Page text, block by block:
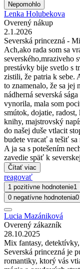
Nepomohlo
Lenka Holubekova
Overený nákup
2.1.2026
Severská princezná -
Ach,ako rada som sa
severského,mraziveho
prestávky bije svetlo s
zistili, že patria k sebe.
to znamenalo, že sa jej
nádherná severská
vynorila, mala som
smútok, dojatie,
knihy, majstrovský
do našej duše vtlacit
budete vracať a tešiť
A ja sa s potešením
zavedie späť k
Čítať viac
reagovať
1 pozitívne hodnotenie1
0 negatívne hodnotenia0
Lucia Mazániková
Overený zákazník
28.10.2025
Mix fantasy,
Severská princezná je
romantiky, ktorý vás